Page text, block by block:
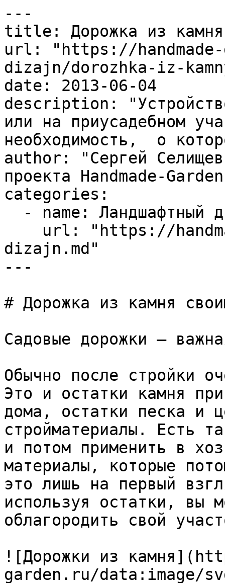
---
title: Дорожка из камня
url: "https://
dizajn/dorozhka-iz-
date: 2013-06-04
description:
или на приусадебном
необходимость,  о
author: "Сергей
проекта Handmade-
categories:
dizajn.md"
---
# Дорожка из камня
Садовые дорожки –
Обычно после стройки
Это и остатки камня
дома, остатки песка и
стройматериалы. Есть
и потом применить в
материалы, которые
это лишь на первый
используя остатки, вы
облагородить свой
![Дорожки из
garden.ru/data:image/